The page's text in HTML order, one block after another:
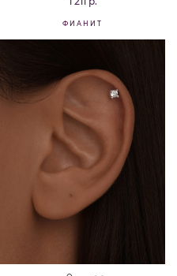
ФИАНИТ